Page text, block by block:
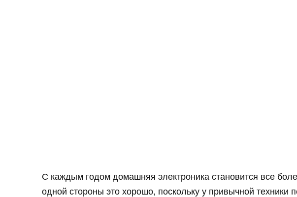
С каждым годом домашняя электроника становится все
одной стороны это хорошо, поскольку у привычной техники